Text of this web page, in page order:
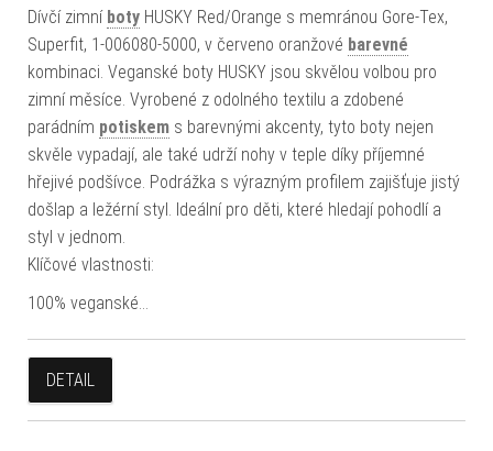
Dívčí zimní boty HUSKY Red/Orange s memránou Gore-Tex,
Superfit, 1-006080-5000, v červeno oranžové barevné
kombinaci. Veganské boty HUSKY jsou skvělou volbou pro
zimní měsíce. Vyrobené z odolného textilu a zdobené
parádním potiskem s barevnými akcenty, tyto boty nejen
skvěle vypadají, ale také udrží nohy v teple díky příjemné
hřejivé podšívce. Podrážka s výrazným profilem zajišťuje jistý
došlap a ležérní styl. Ideální pro děti, které hledají pohodlí a
styl v jednom.
Klíčové vlastnosti:
100% veganské…
DETAIL